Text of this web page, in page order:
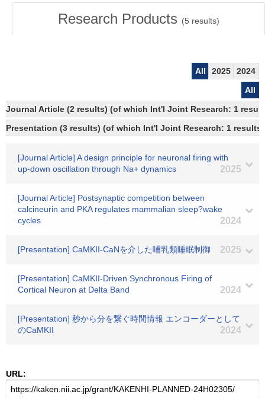
Research Products (5 results)
All 2025
2024
All
Journal Article (2 results) (of which Int'l Joint Research: 1
Presentation (3 results) (of which Int'l Joint Research: 1
[Journal Article] A design principle for neuronal firing with
up-down oscillation through Na+ dynamics
2025
[Journal Article] Postsynaptic competition between
calcineurin and PKA regulates mammalian sleep?wake
cycles
2024
[Presentation] CaMKII-CaNを介した哺乳類睡眠制御 2025
[Presentation] CaMKII-Driven Synchronous Firing of
Cortical Neuron at Delta Band
2024
[Presentation] 秒から分を繋ぐ時間情報 エンコーダーとして
のCaMKII
2024
URL: